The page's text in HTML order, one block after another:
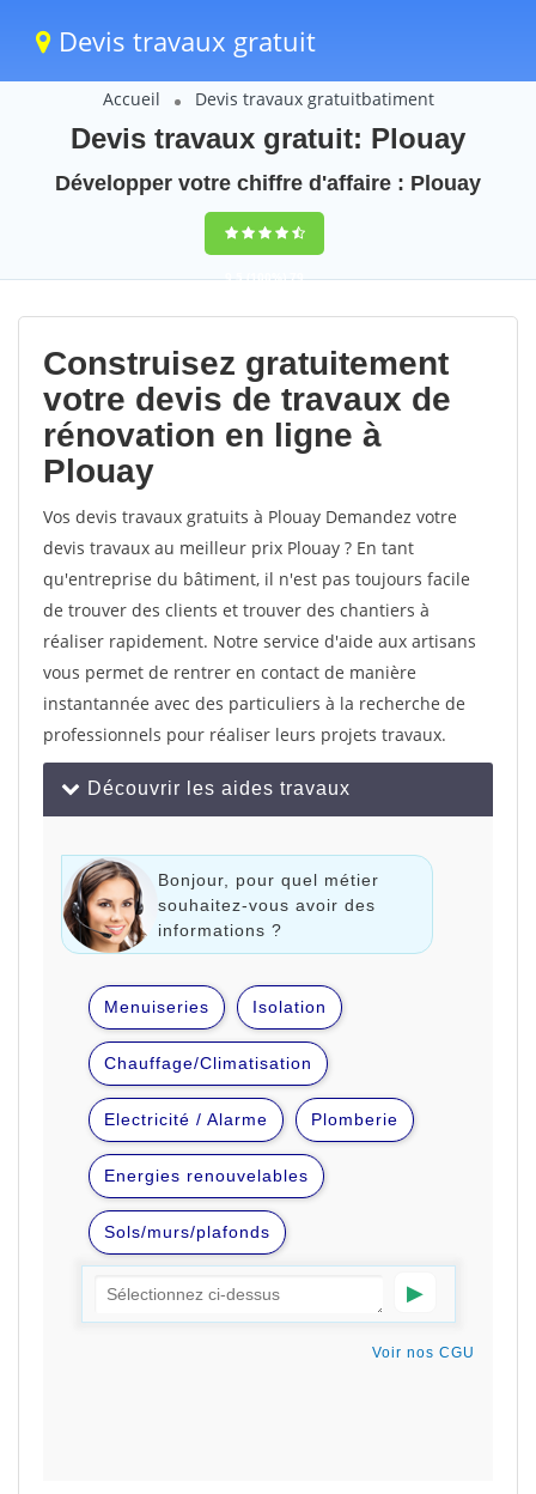
Devis travaux gratuit
Accueil Devis travaux gratuitbatiment
Devis travaux gratuit: Plouay
Développer votre chiffre d'affaire : Plouay
9,5(100%)79
votes
Construisez gratuitement
votre devis de travaux de
rénovation en ligne à
Plouay
Vos devis travaux gratuits à Plouay Demandez votre
devis travaux au meilleur prix Plouay ? En tant
qu'entreprise du bâtiment, il n'est pas toujours facile
de trouver des clients et trouver des chantiers à
réaliser rapidement. Notre service d'aide aux artisans
vous permet de rentrer en contact de manière
instantannée avec des particuliers à la recherche de
professionnels pour réaliser leurs projets travaux.